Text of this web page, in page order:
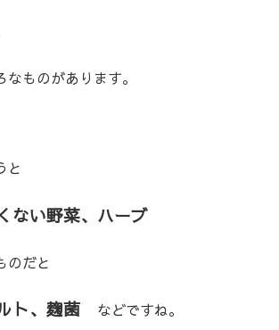
ものがあります。
と
ない野菜、ハーブ
のだと
ト、麹菌 などですね。